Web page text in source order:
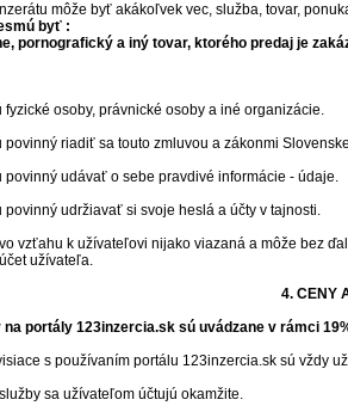
môže byť akákoľvek vec, služba, tovar,
byť :
pornografický a iný tovar, ktorého predaj je
fyzické osoby, právnické osoby a iné organizácie.
povinný riadiť sa touto zmluvou a zákonmi
povinný udávať o sebe pravdivé informácie - údaje.
povinný udržiavať si svoje heslá a účty v tajnosti.
vzťahu k užívateľovi nijako viazaná a môže bez
užívateľa.
4. CENY
portály 123inzercia.sk sú uvádzane v rámci
s používaním portálu 123inzercia.sk sú vždy
sa užívateľom účtujú okamžite.